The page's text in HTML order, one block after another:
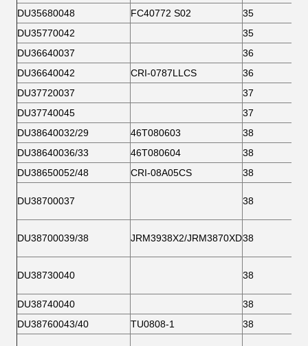
DU35680048
FC40772 S02
35
DU35770042
35
DU36640037
36
DU36640042
CRI-0787LLCS
36
DU37720037
37
DU37740045
37
DU38640032/29
46T080603
38
DU38640036/33
46T080604
38
DU38650052/48
CRI-08A05CS 38
DU38700037 38
DU38700039/38 JRM3938X2/JRM3870XD38
DU38730040 38
DU38740040
38
DU38760043/40
TU0808-1 38